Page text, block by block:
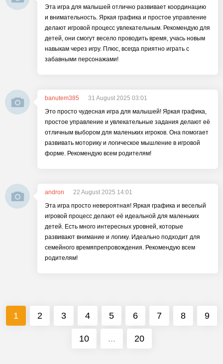
Эта игра для малышей отлично развивает координацию
и внимательность. Яркая графика и простое управление
делают игровой процесс увлекательным. Рекомендую для
детей, они смогут весело проводить время, учась новым
навыкам через игру. Плюс, всегда приятно играть с
забавными персонажами!
banutem385
31 August 2025 03:01
Это просто чудесная игра для малышей! Яркая графика,
простое управление и увлекательные задания делают её
отличным выбором для маленьких игроков. Она помогает
развивать моторику и логическое мышление в игровой
форме. Рекомендую всем родителям!
andron
22 August 2025 14:01
Эта игра просто невероятная! Яркая графика и веселый
игровой процесс делают её идеальной для маленьких
детей. Есть много интересных уровней, которые
развивают внимание и логику. Идеально подходит для
семейного времяпрепровождения. Рекомендую всем
родителям!
1 2 3 4 5 6 7 8 9
10 ... 20